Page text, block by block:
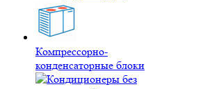
Компрессорно-
конденсаторные блоки